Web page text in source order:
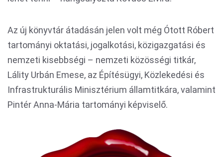
Az új könyvtár átadásán jelen volt még Ótott Róbert
tartományi oktatási, jogalkotási, közigazgatási és
nemzeti kisebbségi – nemzeti közösségi titkár,
Lálity Urbán Emese, az Építésügyi, Közlekedési és
Infrastrukturális Minisztérium államtitkára, valamint
Pintér Anna-Mária tartományi képviselő.